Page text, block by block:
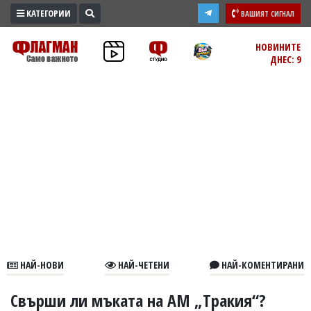
ПРОМО
ЗОНА
В
КАТЕГОРИИ ВАШИЯТ СИГНАЛ
НОВИНИТЕ
ДНЕС: 9
НАЙ-НОВИ НАЙ-ЧЕТЕНИ НАЙ-КОМЕНТИРАНИ
Свърши ли мъката на АМ „Тракия“?